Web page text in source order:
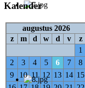
Kalender
augustus 2026
z
m d w d v
z
1
2
3 4 5 6 7
8
9
10 11 12 13 14 15